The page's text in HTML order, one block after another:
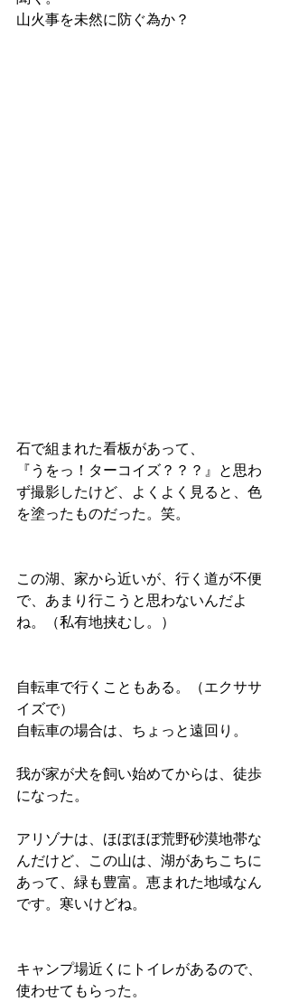
山火事を未然に防ぐ為か？
石で組まれた看板があって、
『うをっ！ターコイズ？？？』と思わ
ず撮影したけど、よくよく見ると、色
を塗ったものだった。笑。
この湖、家から近いが、行く道が不便
で、あまり行こうと思わないんだよ
ね。（私有地挟むし。）
自転車で行くこともある。（エクササ
イズで）
自転車の場合は、ちょっと遠回り。
我が家が犬を飼い始めてからは、徒歩
になった。
アリゾナは、ほぼほぼ荒野砂漠地帯な
んだけど、この山は、湖があちこちに
あって、緑も豊富。恵まれた地域なん
です。寒いけどね。
キャンプ場近くにトイレがあるので、
使わせてもらった。